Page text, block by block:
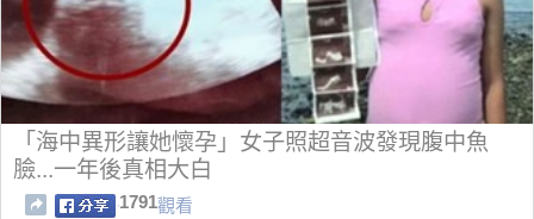
「海中異形讓她懷孕」女子照超音波發現腹中魚
臉...一年後真相大白
1791觀看